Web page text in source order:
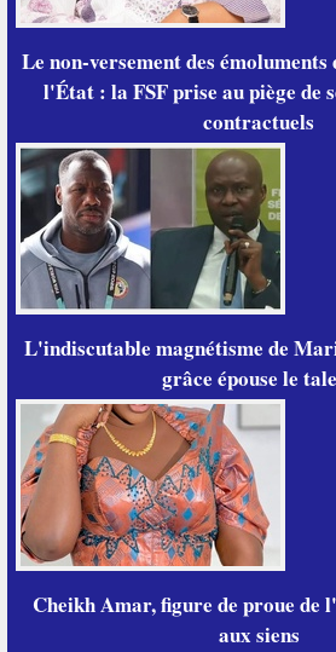
Le non-versement des
l'État : la FSF prise au piège de
contractuels
L'indiscutable magnétisme de
grâce épouse le
Cheikh Amar, figure de proue de
aux siens